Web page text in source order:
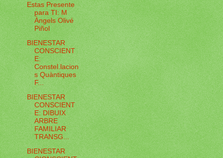
Estas Presente
para TI: M
Àngels Olivé
Piñol
BIENESTAR
CONSCIENT
E:
Constel.lacion
s Quàntiques
F...
BIENESTAR
CONSCIENT
E: DIBUIX
ARBRE
FAMILIAR
TRANSG...
BIENESTAR